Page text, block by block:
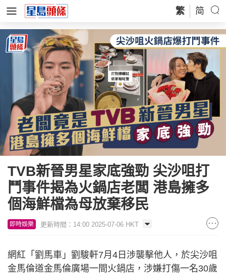
繁 简
TVB新晉男星家底強勁 尖沙咀打
鬥事件揭為火鍋店老闆 港島擁多
個海鮮檔為母放棄移民
即時娛樂 更新時間：14:00 2025-07-06 HKT
網紅「劉馬車」劉駿軒7月4日涉襲擊他人，於尖沙咀
金馬倫道金馬倫廣場一間火鍋店，涉嫌打傷一名30歲